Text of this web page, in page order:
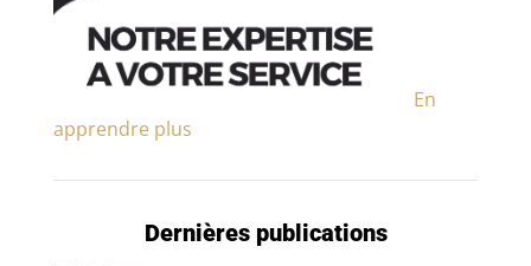
En
apprendre plus
Dernières publications